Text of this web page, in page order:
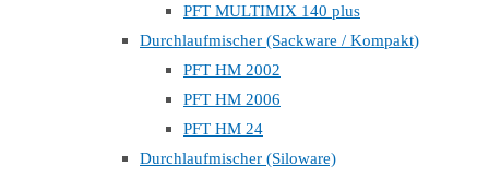
PFT MULTIMIX 140 plus
Durchlaufmischer (Sackware / Kompakt)
PFT HM 2002
PFT HM 2006
PFT HM 24
Durchlaufmischer (Siloware)